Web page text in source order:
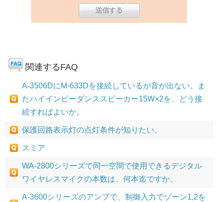
関連するFAQ
A-3506DにM-633Dを接続しているが音が出ない。ま
たハイインピーダンススピーカー15W×2を、どう接
続すればよいか。
保護回路表示灯の点灯条件が知りたい。
スミア
WA-2800シリーズで同一空間で使用できるデジタル
ワイヤレスマイクの本数は、何本迄ですか。
A-3600シリーズのアンプで、制御入力でゾーン1,2を